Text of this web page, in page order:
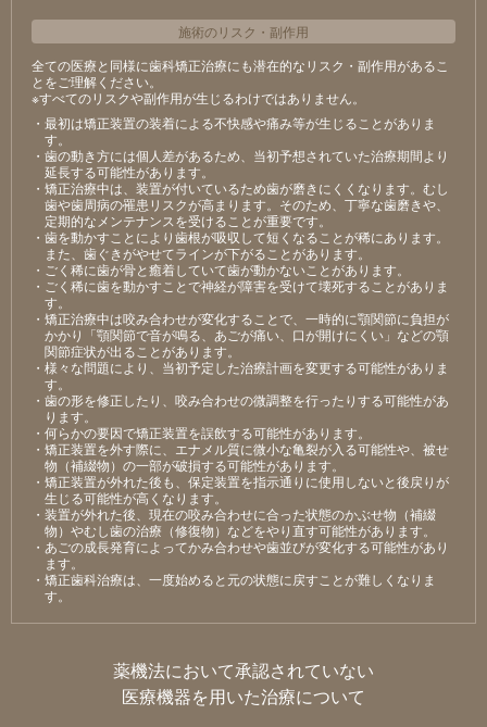
施術のリスク ・ 副作用
全ての医療と同様に歯科矯正治療にも潜在的なリスク・副作用があるこ
とをご理解ください。
※すべてのリスクや副作用が生じるわけではありません。
・最初は矯正装置の装着による不快感や痛み等が⽣じることがありま
す。
・⻭の動き⽅には個⼈差があるため、当初予想されていた治療期間より
延⻑する可能性があります。
・矯正治療中は、装置が付いているため⻭が磨きにくくなります。むし
⻭や⻭周病の罹患リスクが⾼まります。そのため、丁寧な⻭磨きや、
定期的なメンテナンスを受けることが重要です。
・⻭を動かすことにより⻭根が吸収して短くなることが稀にあります。
また、⻭ぐきがやせてラインが下がることがあります。
・ごく稀に⻭が⾻と癒着していて⻭が動かないことがあります。
・ごく稀に⻭を動かすことで神経が障害を受けて壊死することがありま
す。
・矯正治療中は咬み合わせが変化することで、⼀時的に顎関節に負担が
かかり「顎関節で⾳が鳴る、あごが痛い、⼝が開けにくい」などの顎
関節症状が出ることがあります。
・様々な問題により、当初予定した治療計画を変更する可能性がありま
す。
・⻭の形を修正したり、咬み合わせの微調整を⾏ったりする可能性があ
ります。
・何らかの要因で矯正装置を誤飲する可能性があります。
・矯正装置を外す際に、エナメル質に微⼩な⻲裂が⼊る可能性や、被せ
物（補綴物）の⼀部が破損する可能性があります。
・矯正装置が外れた後も、保定装置を指⽰通りに使⽤しないと後戻りが
⽣じる可能性が⾼くなります。
・装置が外れた後、現在の咬み合わせに合った状態のかぶせ物（補綴
物）やむし⻭の治療（修復物）などをやり直す可能性があります。
・あごの成⻑発育によってかみ合わせや⻭並びが変化する可能性があり
ます。
・矯正⻭科治療は、⼀度始めると元の状態に戻すことが難しくなりま
す。
薬機法において承認されていない
医療機器を用いた治療について